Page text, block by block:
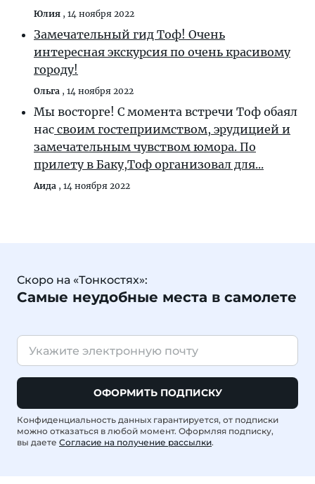
Юлия , 14 ноября 2022
Замечательный гид Тоф! Очень
интересная экскурсия по очень красивому
городу!
Ольга , 14 ноября 2022
Мы восторге! С момента встречи Тоф обаял
нас своим гостеприимством, эрудицией и
замечательным чувством юмора. По
прилету в Баку,Тоф организовал для...
Аида , 14 ноября 2022
Скоро на «Тонкостях»:
Самые неудобные места в самолете
ОФОРМИТЬ ПОДПИСКУ
Конфиденциальность данных гарантируется, от подписки
можно отказаться в любой момент. Оформляя подписку,
вы даете Согласие на получение рассылки.